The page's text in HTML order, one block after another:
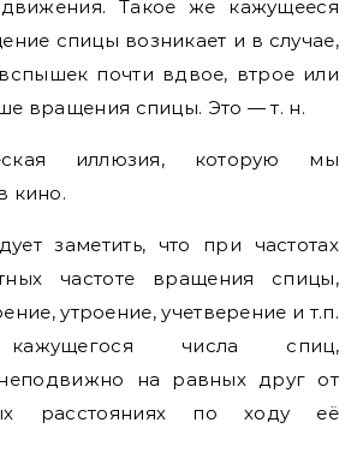
Такое же кажущееся
спицы возникает и в случае,
почти вдвое, втрое или
вращения спицы. Это — т. н.
иллюзия, которую мы
кино.
что при частотах
частоте вращения спицы,
утроение, учетверение и т.п.
кажущегося числа спиц,
на равных друг от
расстояниях по ходу её